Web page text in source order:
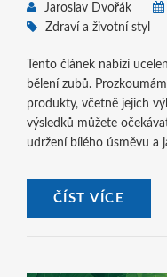
Jaroslav Dvořák
Zdraví a životní styl
Tento článek nabízí
bělení zubů.
produkty, včetně jejich
výsledků můžete
udržení bílého úsměvu a
ČÍST VÍCE